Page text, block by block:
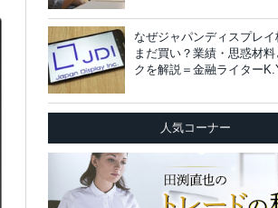
なぜジャパンディスプレイ
まだ買い？業績・思惑材
クを解説＝金融ライター
人気コーナー